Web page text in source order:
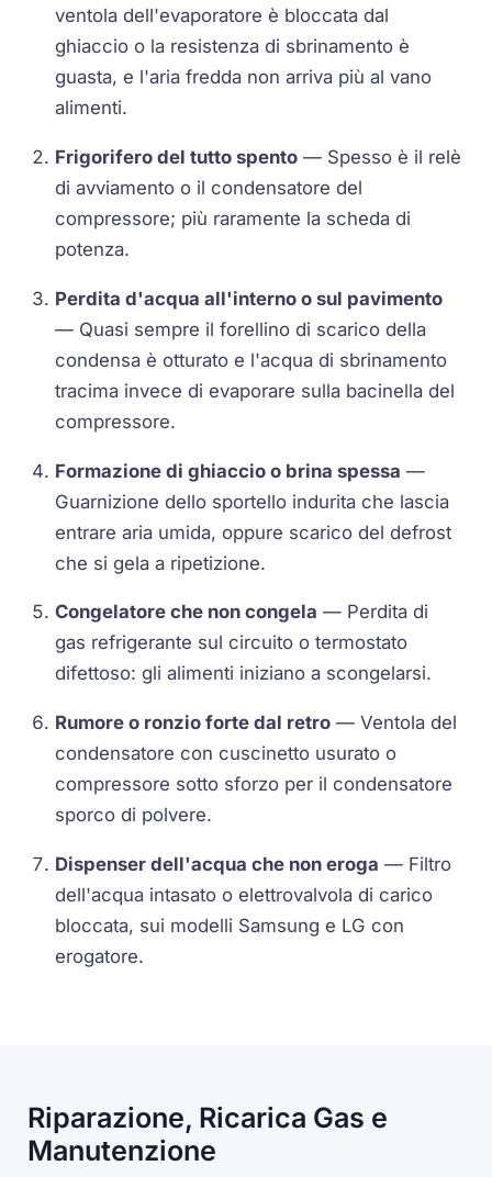
ventola dell'evaporatore è bloccata dal
ghiaccio o la resistenza di sbrinamento è
guasta, e l'aria fredda non arriva più al vano
alimenti.
Frigorifero del tutto spento — Spesso è il relè
di avviamento o il condensatore del
compressore; più raramente la scheda di
potenza.
Perdita d'acqua all'interno o sul pavimento
— Quasi sempre il forellino di scarico della
condensa è otturato e l'acqua di sbrinamento
tracima invece di evaporare sulla bacinella del
compressore.
Formazione di ghiaccio o brina spessa —
Guarnizione dello sportello indurita che lascia
entrare aria umida, oppure scarico del defrost
che si gela a ripetizione.
Congelatore che non congela — Perdita di
gas refrigerante sul circuito o termostato
difettoso: gli alimenti iniziano a scongelarsi.
Rumore o ronzio forte dal retro — Ventola del
condensatore con cuscinetto usurato o
compressore sotto sforzo per il condensatore
sporco di polvere.
Dispenser dell'acqua che non eroga — Filtro
dell'acqua intasato o elettrovalvola di carico
bloccata, sui modelli Samsung e LG con
erogatore.
Riparazione, Ricarica Gas e
Manutenzione